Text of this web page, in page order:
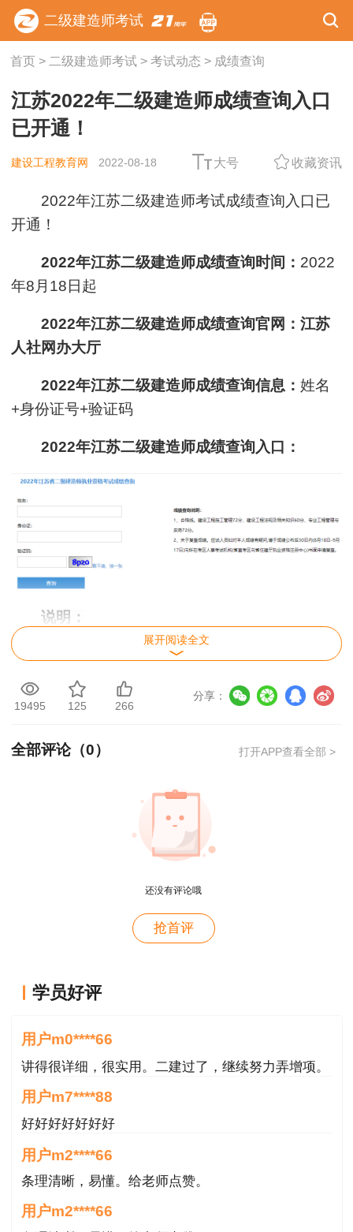
二级建造师考试
首页> 二级建造师考试> 考试动态 > 成绩查询
江苏2022年二级建造师成绩查询入口
已开通！
建设工程教育网 2022-08-18 大号 收藏资讯
2022年江苏二级建造师考试成绩查询入口已
开通！
2022年江苏二级建造师成绩查询时间： 2022
年8月18日起
2022年江苏二级建造师成绩查询官网：江苏
人社网办大厅
2022年江苏二级建造师成绩查询信息： 姓名
+身份证号+验证码
2022年江苏二级建造师成绩查询入口：
说明：
建设工程施工管理72分、建设工
程法规及相关知识60分、专业工程管理与实务72
分。
2、关于复查成绩。应试人员如对本人成绩有
所在考区人事考试机构(省直考区向省住建厅执业
二级建造师查分高峰期查询成绩人
等情况，考生们可错开查分高峰期进行成绩查询。
展开阅读全文
19495 125 266
分享：
全部评论（0） 打开APP查看全部 >
还没有评论哦
抢首评
学员好评
用户hy****58
用户m0****66
讲得很详细，很实用。二建过了，继续努力弄增项。
用户m7****88
好好好好好好好
用户m2****66
条理清晰，易懂。给老师点赞。
用户m2****66